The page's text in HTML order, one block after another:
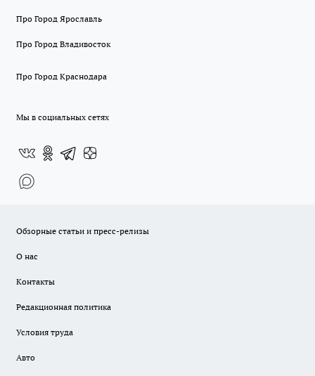
Про Город Ярославль
Про Город Владивосток
Про Город Краснодара
Мы в социальных сетях
Обзорные статьи и пресс-релизы
О нас
Контакты
Редакционная политика
Условия труда
Авто